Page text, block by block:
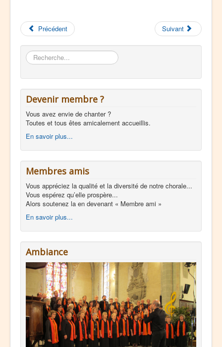
Précédent Suivant
Rechercher
Devenir membre ?
Vous avez envie de chanter ?
Toutes et tous êtes amicalement accueillis.
En savoir plus...
Membres amis
Vous appréciez la qualité et la diversité de notre chorale...
Vous espérez qu’elle prospère...
Alors soutenez la en devenant « Membre ami »
En savoir plus...
Ambiance